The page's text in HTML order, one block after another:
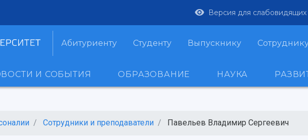
Версия для слабовидящих
Абитуриенту Студенту Выпускнику
И СОБЫТИЯ ОБРАЗОВАНИЕ НАУКА
Сотрудники и преподаватели Павельев Владимир Сергеевич